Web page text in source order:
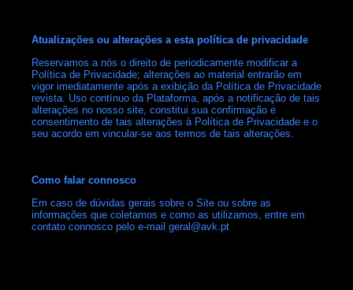
Atualizações ou alterações a esta política de privacidade
Reservamos a nós o direito de periodicamente modificar a
Política de Privacidade; alterações ao material entrarão em
vigor imediatamente após a exibição da Política de Privacidade
revista. Uso contínuo da Plataforma, após a notificação de tais
alterações no nosso site, constitui sua confirmação e
consentimento de tais alterações à Política de Privacidade e o
seu acordo em vincular-se aos termos de tais alterações.
Como falar connosco
Em caso de dúvidas gerais sobre o Site ou sobre as
informações que coletamos e como as utilizamos, entre em
contato connosco pelo e-mail geral@avk.pt